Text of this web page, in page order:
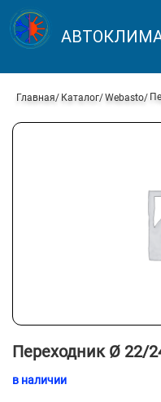
Главная Каталог Webasto
Переходник Ø 22/
в наличии